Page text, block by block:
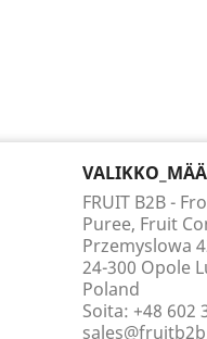
FRUIT B2B -
Puree, Fruit
Przemyslowa
24-300 Opole
Poland
Soita: +48 602